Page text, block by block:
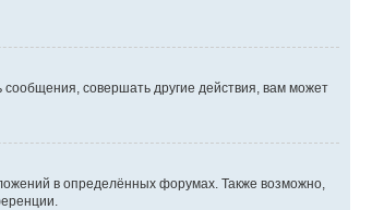
совершать другие действия, вам может
в определённых форумах. Также возможно,